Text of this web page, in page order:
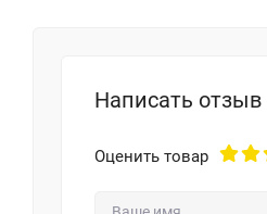
Написать отзыв
Оценить товар